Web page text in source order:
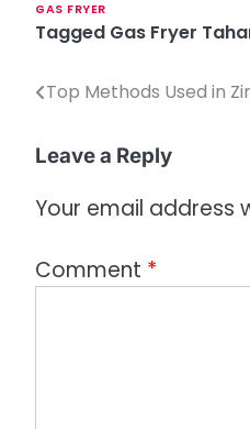
GAS FRYER
Tagged Gas Fryer
P
t
n
a
Top Methods Used in
Leave a Reply
Your email address
Comment *